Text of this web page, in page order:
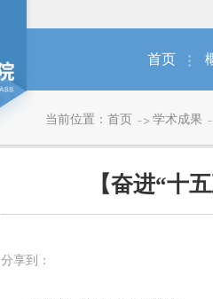
首页
当前位置： 首页 学术成果
【奋进“十
分享到：